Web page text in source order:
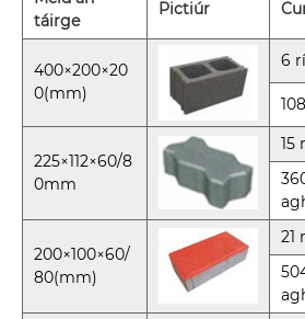
táirge
Pictiúr
400×200×20
0(mm)
6
225×112×60/8
0mm
15
200×100×60/
80(mm)
21